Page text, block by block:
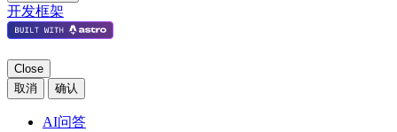
开发框架
Close
取消
确认
AI问答